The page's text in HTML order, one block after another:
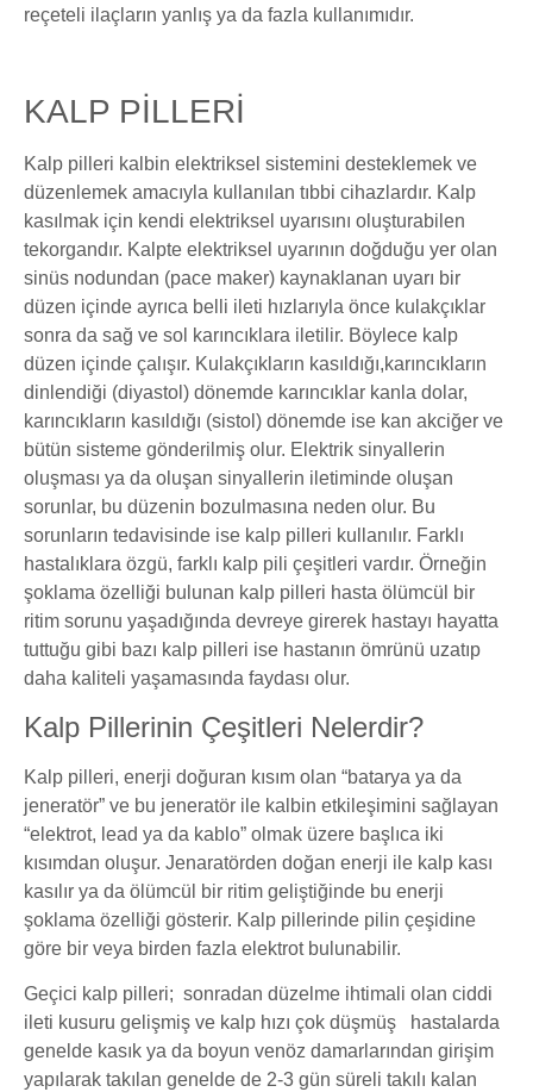
reçeteli ilaçların yanlış ya da fazla kullanımıdır.
KALP PİLLERİ
Kalp pilleri kalbin elektriksel sistemini desteklemek ve
düzenlemek amacıyla kullanılan tıbbi cihazlardır. Kalp
kasılmak için kendi elektriksel uyarısını oluşturabilen
tekorgandır. Kalpte elektriksel uyarının doğduğu yer olan
sinüs nodundan (pace maker) kaynaklanan uyarı bir
düzen içinde ayrıca belli ileti hızlarıyla önce kulakçıklar
sonra da sağ ve sol karıncıklara iletilir. Böylece kalp
düzen içinde çalışır. Kulakçıkların kasıldığı,karıncıkların
dinlendiği (diyastol) dönemde karıncıklar kanla dolar,
karıncıkların kasıldığı (sistol) dönemde ise kan akciğer ve
bütün sisteme gönderilmiş olur. Elektrik sinyallerin
oluşması ya da oluşan sinyallerin iletiminde oluşan
sorunlar, bu düzenin bozulmasına neden olur. Bu
sorunların tedavisinde ise kalp pilleri kullanılır. Farklı
hastalıklara özgü, farklı kalp pili çeşitleri vardır. Örneğin
şoklama özelliği bulunan kalp pilleri hasta ölümcül bir
ritim sorunu yaşadığında devreye girerek hastayı hayatta
tuttuğu gibi bazı kalp pilleri ise hastanın ömrünü uzatıp
daha kaliteli yaşamasında faydası olur.
Kalp Pillerinin Çeşitleri Nelerdir?
Kalp pilleri, enerji doğuran kısım olan “batarya ya da
jeneratör” ve bu jeneratör ile kalbin etkileşimini sağlayan
“elektrot, lead ya da kablo” olmak üzere başlıca iki
kısımdan oluşur. Jenaratörden doğan enerji ile kalp kası
kasılır ya da ölümcül bir ritim geliştiğinde bu enerji
şoklama özelliği gösterir. Kalp pillerinde pilin çeşidine
göre bir veya birden fazla elektrot bulunabilir.
Geçici kalp pilleri; sonradan düzelme ihtimali olan ciddi
ileti kusuru gelişmiş ve kalp hızı çok düşmüş hastalarda
genelde kasık ya da boyun venöz damarlarından girişim
yapılarak takılan genelde de 2-3 gün süreli takılı kalan